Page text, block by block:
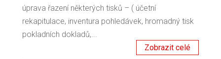
úprava řazení některých tisků – ( účetní
rekapitulace, inventura pohledávek, hromadný tisk
pokladních dokladů,...
Zobrazit celé